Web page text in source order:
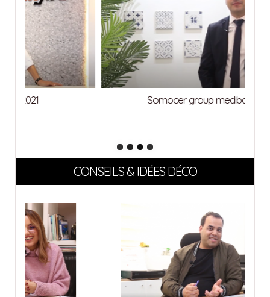
Somocer group medibat 2021
CONSEILS & IDÉES DÉCO